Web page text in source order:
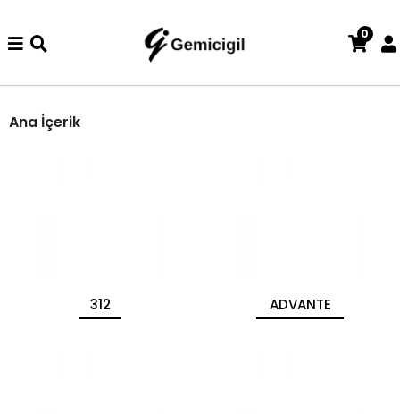
iade ve değişim işlemi yoktur.
0
Ana İçerik
312 ADVANTE